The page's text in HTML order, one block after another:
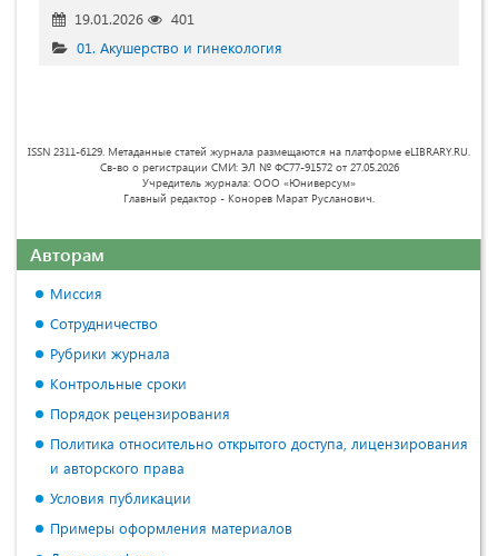
19.01.2026
401
01. Акушерство и гинекология
ISSN 2311-6129. Метаданные статей журнала размещаются на платформе eLIBRARY.RU.
Св-во о регистрации СМИ: ЭЛ № ФС77-91572 от 27.05.2026
Учредитель журнала: ООО «Юниверсум»
Главный редактор - Конорев Марат Русланович.
Авторам
Миссия
Сотрудничество
Рубрики журнала
Контрольные сроки
Порядок рецензирования
Политика относительно открытого доступа, лицензирования
и авторского права
Условия публикации
Примеры оформления материалов